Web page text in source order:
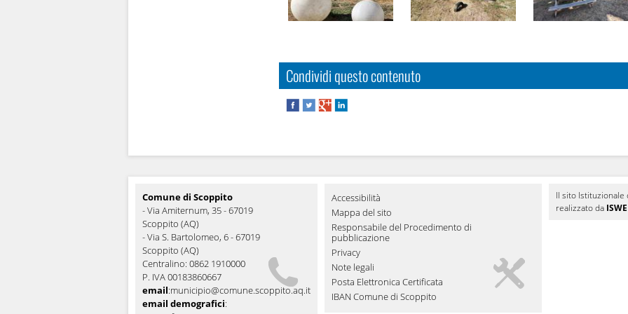
Condividi questo contenuto
Comune di Scoppito
- Via Amiternum, 35 - 67019
Scoppito (AQ)
- Via S. Bartolomeo, 6 - 67019
Scoppito (AQ)
Centralino: 0862 1910000
P. IVA 00183860667
email:municipio@comune.scoppito.aq.it
email demografici:
Accessibilità
Mappa del sito
Responsabile del Procedimento di
pubblicazione
Privacy
Note legali
Posta Elettronica Certificata
IBAN Comune di Scoppito
Il sito Istituzionale
realizzato da